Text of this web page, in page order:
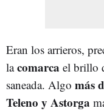
Eran los arrieros,
lacomarca el brillo
saneada. Algo más
Teleno y Astorga